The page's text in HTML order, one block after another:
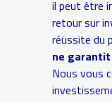
il peut être
retour sur
réussite du
ne
Nous vous